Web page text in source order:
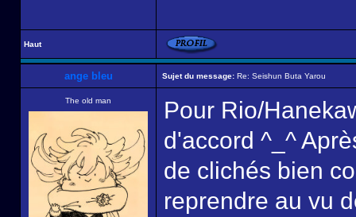
Haut
ange bleu Sujet du message: Re: Seishun Buta Yarou
The old man
Pour Rio/
d'accord ^_^
de clichés bien
reprendre au vu